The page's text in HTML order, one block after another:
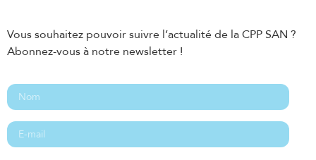
Vous souhaitez pouvoir suivre l’actualité de la CPP SAN ?
Abonnez-vous à notre newsletter !